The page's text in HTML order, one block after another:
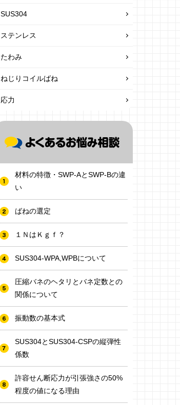
SUS304
ステンレス
たわみ
ねじりコイルばね
応力
材料の特徴・SWP-AとSWP-Bの違
い
ばねの選定
１ＮはＫｇｆ？
SUS304-WPA,WPBについて
圧縮バネのヘタリとバネ定数との
関係について
振動数の基本式
SUS304とSUS304-CSPの縦弾性
係数
許容せん断応力が引張強さの50%
程度の値になる理由